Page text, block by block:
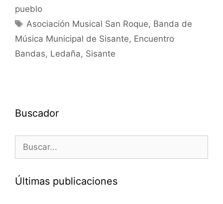
pueblo
Asociación Musical San Roque, Banda de
Música Municipal de Sisante, Encuentro
Bandas, Ledaña, Sisante
Buscador
Últimas publicaciones